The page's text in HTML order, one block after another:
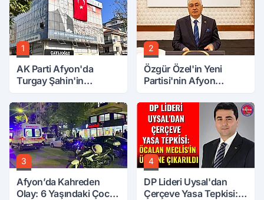
1
AK Parti Afyon'da
Turgay Şahin'in
2
Özgür Özel'in Yeni
Partisi'nin Afyon
3
Afyon’da Kahreden
Olay: 6 Yaşındaki Çocuk
4
DP Lideri Uysal'dan
Çerçeve Yasa Tepkisi: